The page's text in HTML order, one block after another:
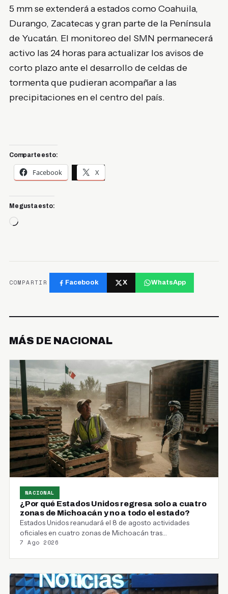
5 mm se extenderá a estados como Coahuila,
Durango, Zacatecas y gran parte de la Península
de Yucatán. El monitoreo del SMN permanecerá
activo las 24 horas para actualizar los avisos de
corto plazo ante el desarrollo de celdas de
tormenta que pudieran acompañar a las
precipitaciones en el centro del país.
Comparte esto:
Facebook X
Me gusta esto:
Cargando...
COMPARTIR Facebook X WhatsApp
MÁS DE NACIONAL
NACIONAL
¿Por qué Estados Unidos regresa solo a cuatro
zonas de Michoacán y no a todo el estado?
Estados Unidos reanudará el 8 de agosto actividades
oficiales en cuatro zonas de Michoacán tras
suspenderlas…
7 Ago 2026